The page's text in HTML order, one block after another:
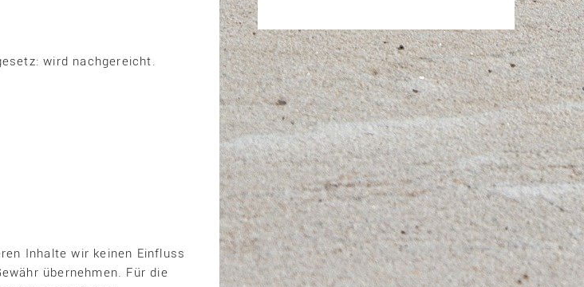
wird nachgereicht.
Inhalte wir keinen Einfluss
übernehmen. Für die